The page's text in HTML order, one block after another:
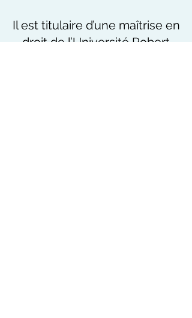
Il est titulaire d’une maîtrise en
droit de l’Université Robert